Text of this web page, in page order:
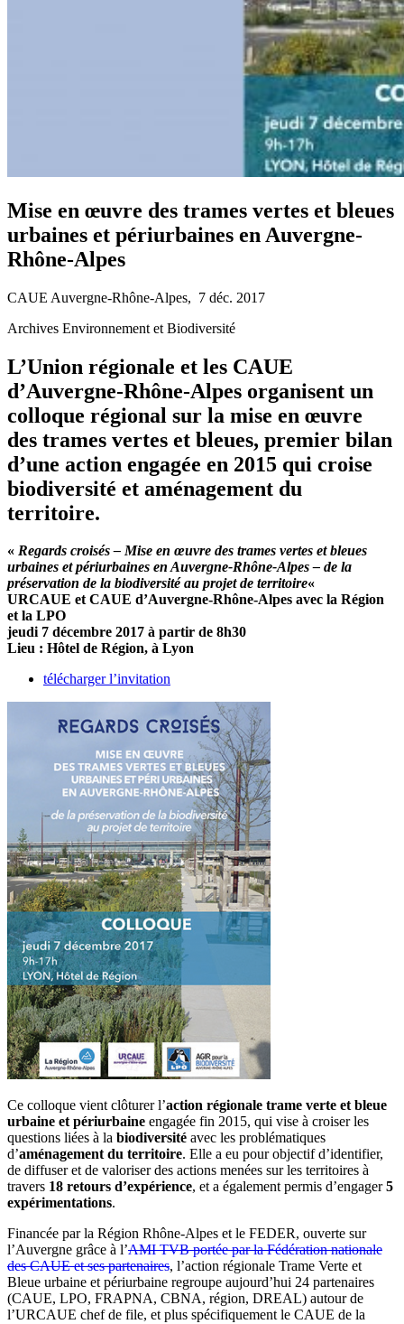
Mise en œuvre des trames vertes et bleues
urbaines et périurbaines en Auvergne-
Rhône-Alpes
CAUE Auvergne-Rhône-Alpes, 7 déc. 2017
Archives Environnement et Biodiversité
L’Union régionale et les CAUE
d’Auvergne-Rhône-Alpes organisent un
colloque régional sur la mise en œuvre
des trames vertes et bleues, premier bilan
d’une action engagée en 2015 qui croise
biodiversité et aménagement du
territoire.
« Regards croisés – Mise en œuvre des trames vertes et bleues
urbaines et périurbaines en Auvergne-Rhône-Alpes – de la
préservation de la biodiversité au projet de territoire«
URCAUE et CAUE d’Auvergne-Rhône-Alpes avec la Région
et la LPO
jeudi 7 décembre 2017 à partir de 8h30
Lieu : Hôtel de Région, à Lyon
télécharger l’invitation
Ce colloque vient clôturer l’action régionale trame verte et bleue
urbaine et périurbaine engagée fin 2015, qui vise à croiser les
questions liées à la biodiversité avec les problématiques
d’aménagement du territoire. Elle a eu pour objectif d’identifier,
de diffuser et de valoriser des actions menées sur les territoires à
travers 18 retours d’expérience, et a également permis d’engager5
expérimentations.
Financée par la Région Rhône-Alpes et le FEDER, ouverte sur
l’Auvergne grâce à l’AMI TVB portée par la Fédération nationale
des CAUE et ses partenaires, l’action régionale Trame Verte et
Bleue urbaine et périurbaine regroupe aujourd’hui 24 partenaires
(CAUE, LPO, FRAPNA, CBNA, région, DREAL) autour de
l’URCAUE chef de file, et plus spécifiquement le CAUE de la